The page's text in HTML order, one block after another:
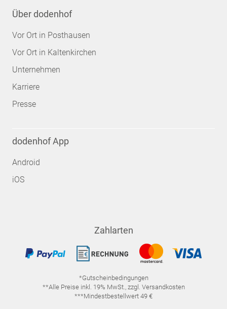
Über dodenhof
Vor Ort in Posthausen
Vor Ort in Kaltenkirchen
Unternehmen
Karriere
Presse
dodenhof App
Android
iOS
Zahlarten
*Gutscheinbedingungen
**Alle Preise inkl. 19% MwSt., zzgl. Versandkosten
***Mindestbestellwert 49 €